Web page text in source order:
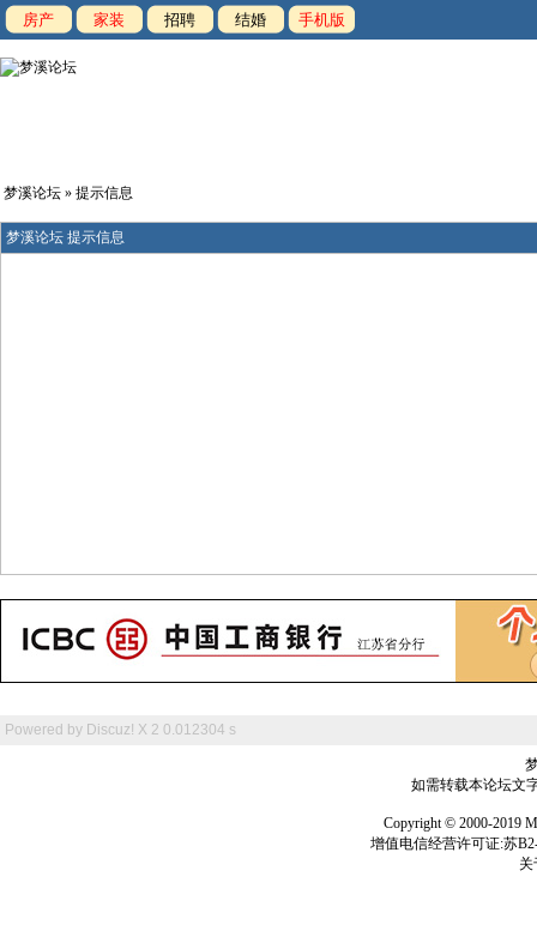
房产 家装 招聘 结婚 手机版
梦溪论坛 » 提示信息
梦溪论坛 提示信息
Powered by Discuz! X 2 0.012304 s
如需转载本论坛文
Copyright © 2000-2019
增值电信经营许可证:苏
关